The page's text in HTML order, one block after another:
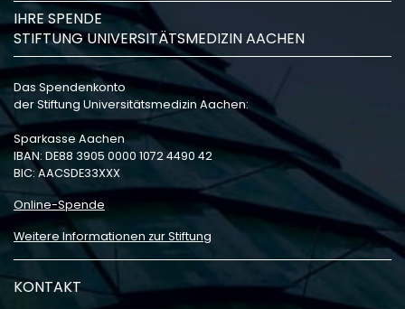
IHRE SPENDE
STIFTUNG UNIVERSITÄTSMEDIZIN AACHEN
Das Spendenkonto
der Stiftung Universitätsmedizin Aachen:
Sparkasse Aachen
IBAN: DE88 3905 0000 1072 4490 42
BIC: AACSDE33XXX
Online-Spende
Weitere Informationen zur Stiftung
KONTAKT